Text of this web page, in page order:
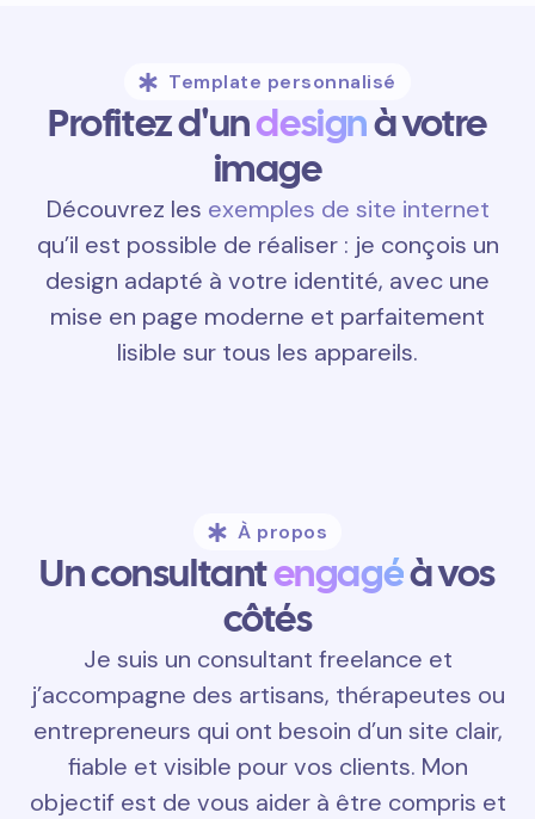
Template personnalisé
Profitez d'undesignà votre
image
Découvrez les exemples de site internet
qu’il est possible de réaliser : je conçois un
design adapté à votre identité, avec une
mise en page moderne et parfaitement
lisible sur tous les appareils.
À propos
Un consultantengagéà vos
côtés
Je suis un consultant freelance et
j’accompagne des artisans, thérapeutes ou
entrepreneurs qui ont besoin d’un site clair,
fiable et visible pour vos clients. Mon
objectif est de vous aider à être compris et